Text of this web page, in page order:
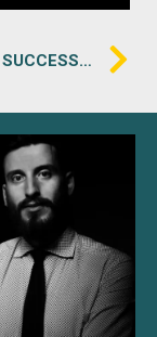
ARTICOLO SUCCESSIVO